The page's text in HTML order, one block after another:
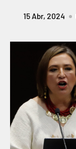
15 Abr, 2024